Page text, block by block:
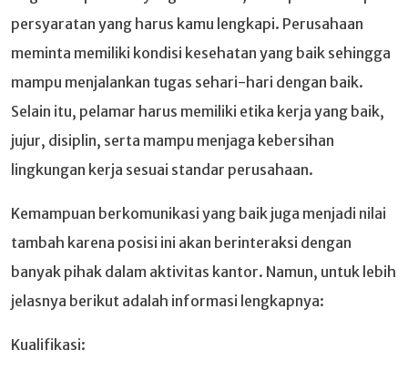
persyaratan yang harus kamu lengkapi. Perusahaan
meminta memiliki kondisi kesehatan yang baik sehingga
mampu menjalankan tugas sehari-hari dengan baik.
Selain itu, pelamar harus memiliki etika kerja yang baik,
jujur, disiplin, serta mampu menjaga kebersihan
lingkungan kerja sesuai standar perusahaan.
Kemampuan berkomunikasi yang baik juga menjadi nilai
tambah karena posisi ini akan berinteraksi dengan
banyak pihak dalam aktivitas kantor. Namun, untuk lebih
jelasnya berikut adalah informasi lengkapnya:
Kualifikasi: